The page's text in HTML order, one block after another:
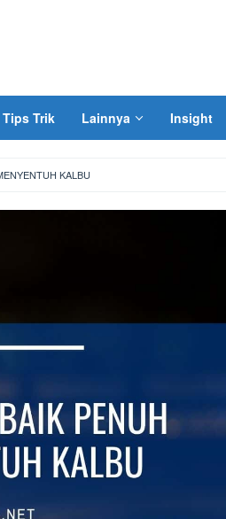
Tips Trik Lainnya Insight
KALBU